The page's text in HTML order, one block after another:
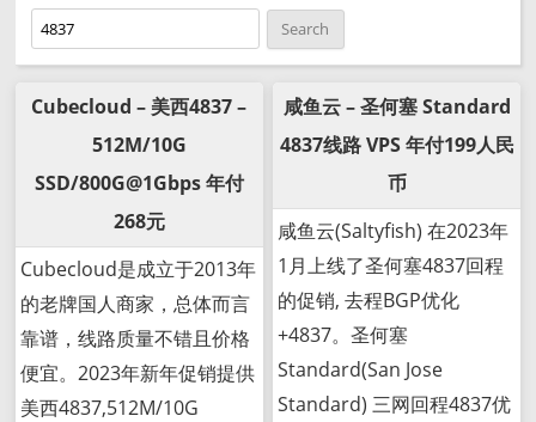
Cubecloud – 美西4837 –
512M/10G
SSD/800G@1Gbps 年付
268元
Cubecloud是成立于2013年
的老牌国人商家，总体而言
靠谱，线路质量不错且价格
便宜。2023年新年促销提供
美西4837,512M/10G
咸鱼云 – 圣何塞 Standard
4837线路 VPS 年付199人民
币
咸鱼云(Saltyfish) 在2023年
1月上线了圣何塞4837回程
的促销, 去程BGP优化
+4837。圣何塞
Standard(San Jose
Standard) 三网回程4837优